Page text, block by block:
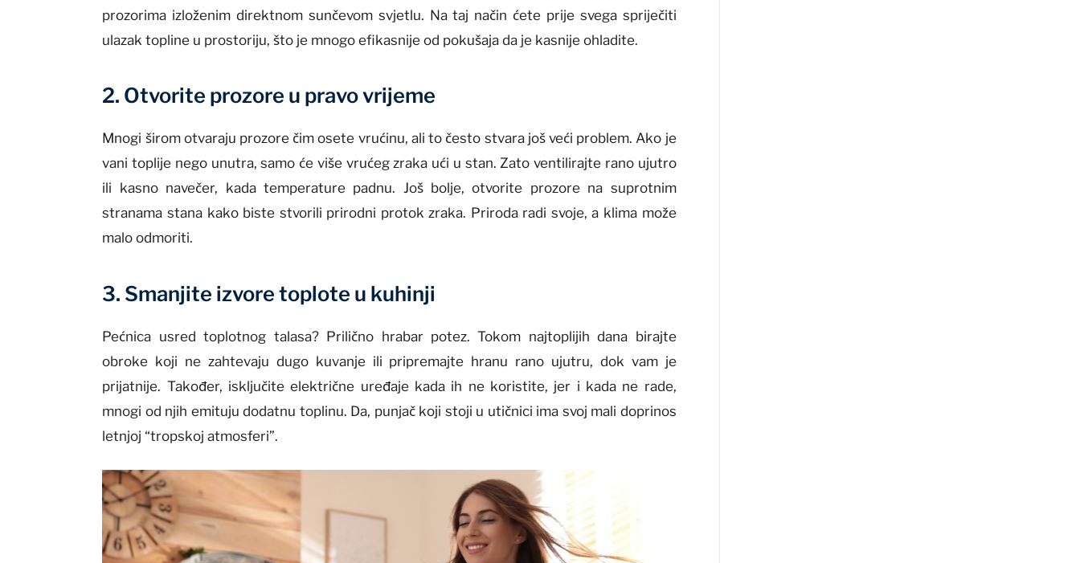
prozorima izloženim direktnom sunčevom svjetlu. Na taj način ćete prije svega spriječiti
ulazak topline u prostoriju, što je mnogo efikasnije od pokušaja da je kasnije ohladite.
2. Otvorite prozore u pravo vrijeme
Mnogi širom otvaraju prozore čim osete vrućinu, ali to često stvara još veći problem. Ako je
vani toplije nego unutra, samo će više vrućeg zraka ući u stan. Zato ventilirajte rano ujutro
ili kasno navečer, kada temperature padnu. Još bolje, otvorite prozore na suprotnim
stranama stana kako biste stvorili prirodni protok zraka. Priroda radi svoje, a klima može
malo odmoriti.
3. Smanjite izvore toplote u kuhinji
Pećnica usred toplotnog talasa? Prilično hrabar potez. Tokom najtoplijih dana birajte
obroke koji ne zahtevaju dugo kuvanje ili pripremajte hranu rano ujutru, dok vam je
prijatnije. Također, isključite električne uređaje kada ih ne koristite, jer i kada ne rade,
mnogi od njih emituju dodatnu toplinu. Da, punjač koji stoji u utičnici ima svoj mali doprinos
letnjoj “tropskoj atmosferi”.